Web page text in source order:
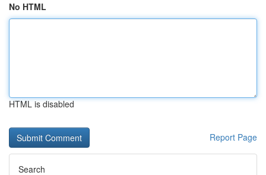
No HTML
HTML is disabled
Report Page
Search